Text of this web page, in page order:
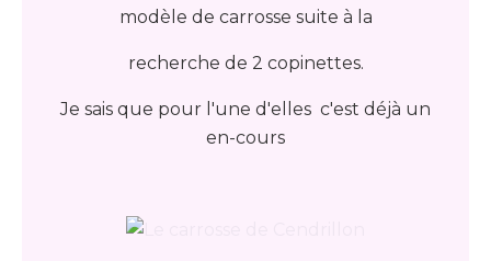
modèle de carrosse suite à la
recherche de 2 copinettes.
Je sais que pour l'une d'elles c'est déjà un
en-cours